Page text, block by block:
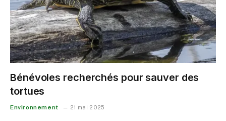
Bénévoles recherchés pour sauver des
tortues
Environnement 21 mai 2025